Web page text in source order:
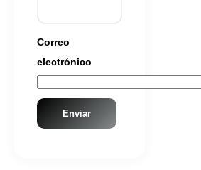
Correo
electrónico